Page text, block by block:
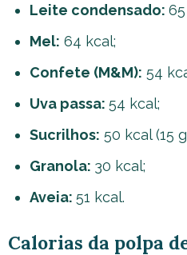
Leite condensado:
Mel: 64 kcal;
Confete (M&M): 54
Uva passa: 54 kcal;
Sucrilhos: 50 kcal (15
Granola: 30 kcal;
Aveia: 51 kcal.
Calorias da polpa